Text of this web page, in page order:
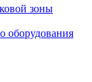
зоны
оборудования